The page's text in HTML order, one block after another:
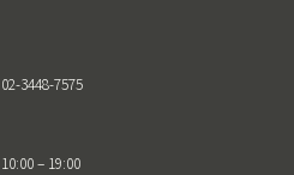
02-3448-7575
10:00 – 19:00